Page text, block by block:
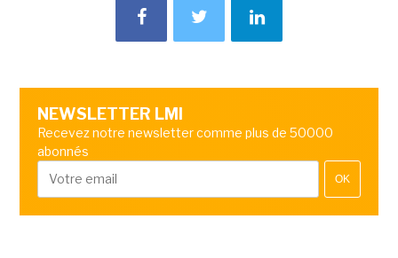
NEWSLETTER LMI
Recevez notre newsletter comme plus de 50000
abonnés
OK